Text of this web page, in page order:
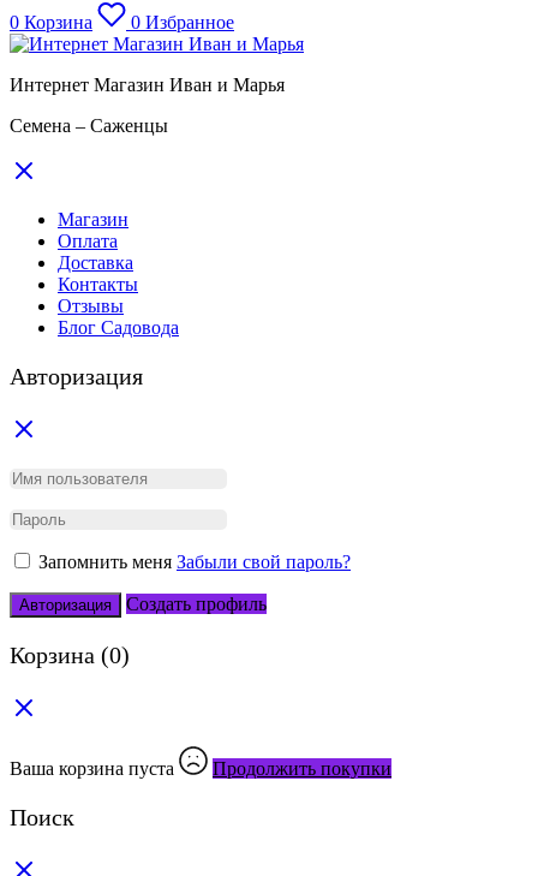
0 Корзина 0 Избранное
Интернет Магазин Иван и Марья
Семена – Саженцы
Магазин
Оплата
Доставка
Контакты
Отзывы
Блог Садовода
Авторизация
Запомнить меня Забыли свой пароль?
Авторизация Создать профиль
Корзина (0)
Ваша корзина пуста Продолжить покупки
Поиск